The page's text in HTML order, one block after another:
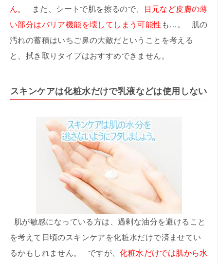
ん。 また、シートで肌を擦るので、
目元など皮膚の薄
い部分はバリア機能を壊してしまう可能性 も…。 肌の
汚れの蓄積はいちご鼻の大敵だということを考える
と、拭き取りタイプはおすすめできません。
スキンケアは化粧水だけで乳液などは使用しない
肌が敏感になっている方は、過剰な油分を避けること
を考えて日頃のスキンケアを化粧水だけで済ませてい
るかもしれません。 ですが、化粧水だけでは肌から水